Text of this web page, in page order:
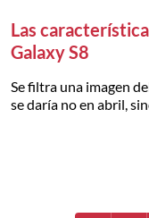
Las
Galaxy S8
Se filtra una imagen
se daría no en abril,